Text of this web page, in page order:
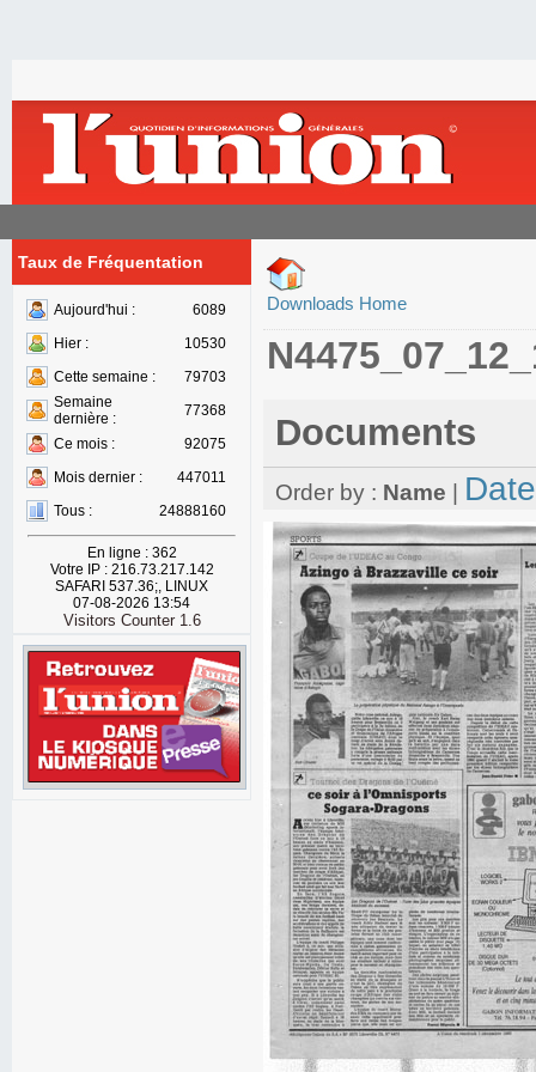
Taux de Fréquentation
Aujourd'hui :
6089
Hier :
10530
Cette semaine :
79703
Semaine
dernière :
77368
Ce mois :
92075
Mois dernier :
447011
Tous :
24888160
En ligne : 362
Votre IP : 216.73.217.142
SAFARI 537.36;, LINUX
07-08-2026 13:54
Visitors Counter 1.6
Downloads Home
Documents
Order by : Name Date